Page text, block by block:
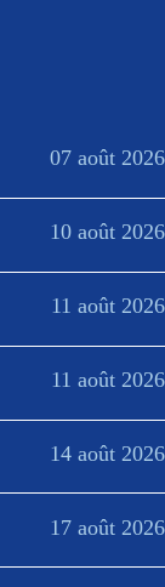
07 août 2026
10 août 2026
11 août 2026
11 août 2026
14 août 2026
17 août 2026